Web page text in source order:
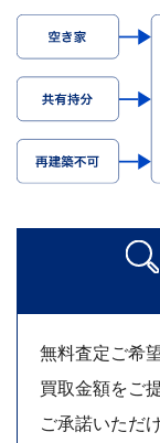
無料査定ご希
買取金額をご
ご承諾いただ